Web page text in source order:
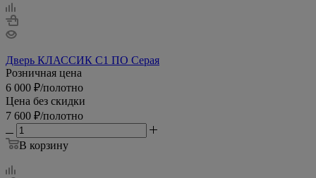
Дверь КЛАССИК С1 ПО Серая
Розничная цена
6 000 ₽/полотно
Цена без скидки
7 600 ₽/полотно
В корзину